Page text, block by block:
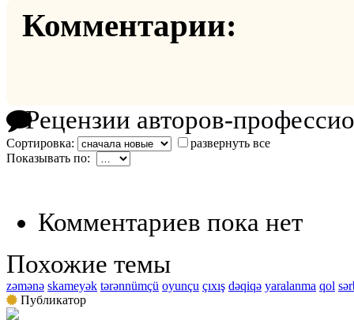
Комментарии:
Рецензии авторов-
Сортировка:
развернуть все
Показывать по:
Комментариев пока нет
Похожие темы
zəmənə skameyək tərənnümçü oyunçu çıxış dəqiqə yaralanma qol
Публикатор